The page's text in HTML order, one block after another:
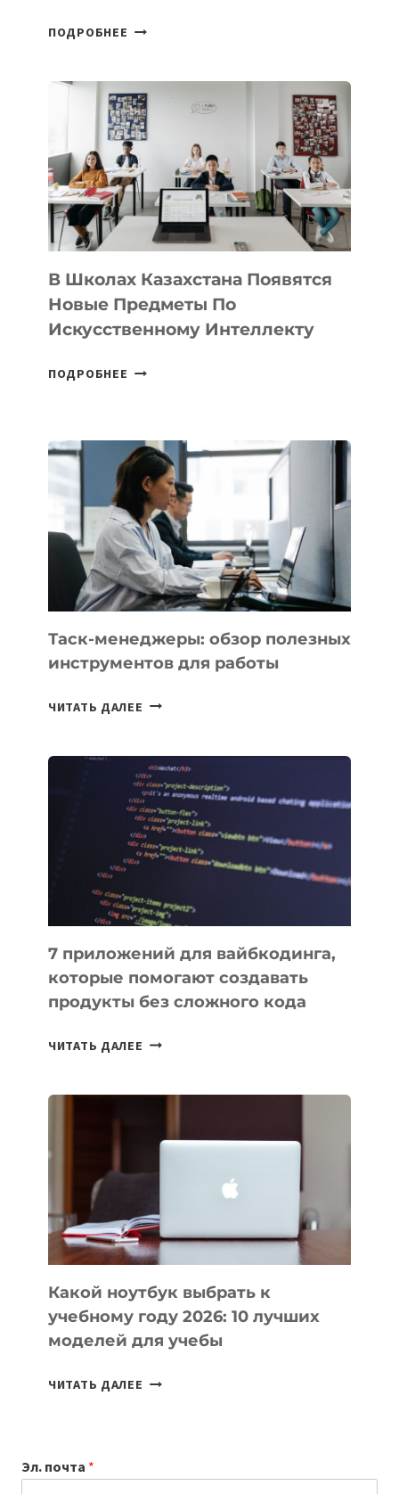
ПОДРОБНЕЕ ОТКРЫТ
DEAL
VELOCITY
BY
MOST
—
МЕЖДУНАРОДНУЮ
ПРОГРАММУ
ДЛЯ
ТЕХНОЛОГИЧЕСКИХ
В Школах Казахстана Появятся
Новые Предметы По
Искусственному Интеллекту
ПОДРОБНЕЕ
НОВЫЕ
ПРЕДМЕТЫ
ПО
ИСКУССТВЕННОМУ
ИНТЕЛЛЕКТУ
Таск-менеджеры: обзор полезных
инструментов для работы
ЧИТАТЬ ДАЛЕЕ ТАСК-
ПОЛЕЗНЫХ
ИНСТРУМЕНТОВ
ДЛЯ
РАБОТЫ
7 приложений для вайбкодинга,
которые помогают создавать
продукты без сложного кода
ЧИТАТЬ ДАЛЕЕ 7
ПОМОГАЮТ
СОЗДАВАТЬ
БЕЗ
СЛОЖНОГО
КОДА
Какой ноутбук выбрать к
учебному году 2026: 10 лучших
моделей для учебы
ЧИТАТЬ ДАЛЕЕ КАКОЙ
Эл. почта *